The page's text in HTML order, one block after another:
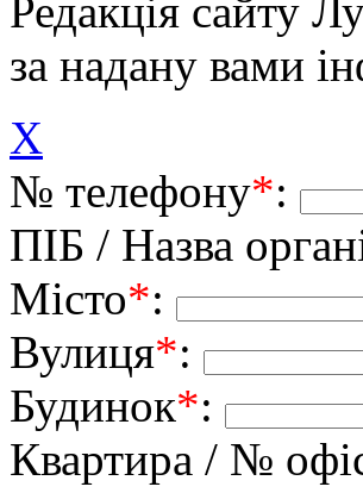
Редакція сайту
за надану вами
X
№ телефону*:
ПІБ / Назва
Місто*:
Вулиця*:
Будинок*:
Квартира / №